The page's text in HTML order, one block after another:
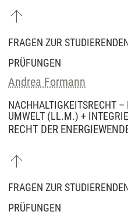
FRAGEN ZUR
PRÜFUNGEN
Andrea Formann
NACHHALTIGKEITSRECHT –
UMWELT (LL.M.) +
RECHT DER
FRAGEN ZUR
PRÜFUNGEN